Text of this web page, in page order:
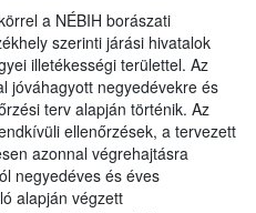
a NÉBIH borászati
szerinti járási hivatalok
illetékességi területtel. Az
jóváhagyott negyedévekre és
terv alapján történik. Az
ellenőrzések, a tervezett
azonnal végrehajtásra
negyedéves és éves
alapján végzett